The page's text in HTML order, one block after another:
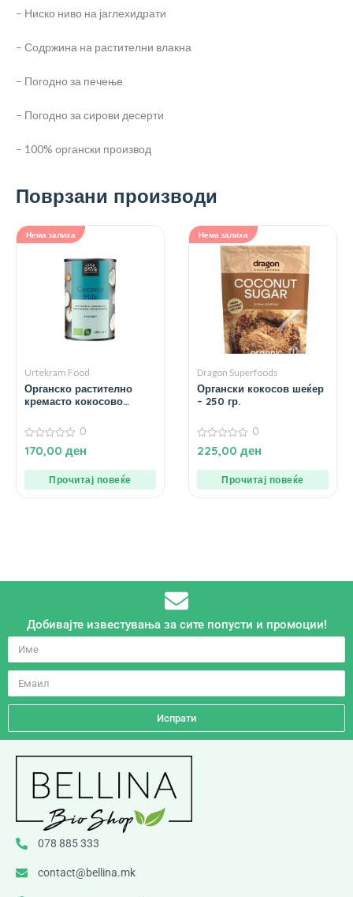
– Ниско ниво на јаглехидрати
– Содржина на растителни влакна
– Погодно за печење
– Погодно за сирови десерти
– 100% органски производ
Поврзани производи
Нема залиха
Urtekram Food
Органско растително
кремасто кокосово
мл.
0
од
0
170,00 ден
Прочитај повеќе
Нема залиха
Dragon Superfoods
Органски кокосов шеќер
– 250 гр.
0
од
0
225,00 ден
Прочитај повеќе
Добивајте известувања за сите попусти и промоции!
Испрати
078 885 333
contact@bellina.mk